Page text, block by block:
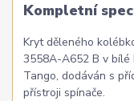
Kompletní
Kryt děleného
3558A-A652 B v bílé
Tango, dodáván s
přístroji spínače.